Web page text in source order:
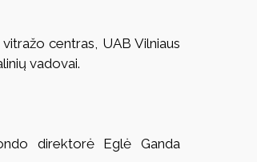
centras, UAB Vilniaus
vadovai.
direktorė Eglė Ganda